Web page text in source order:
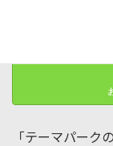
「テーマパーク